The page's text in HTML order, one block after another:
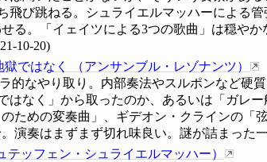
飛び跳ねる。シュライエルマッハーによる
る。「イェイツによる3つの歌曲」は穏や
10-20)
ではなく （アンサンブル・レゾナンツ）
的なやり取り。内部奏法やスルポンなど硬
はなく」から取ったのか、あるいは「ガレ
ための変奏曲」、ギデオン・クラインの
演奏はまずまず切れ味良い。謎が詰まった
テッフェン・シュライエルマッハー）